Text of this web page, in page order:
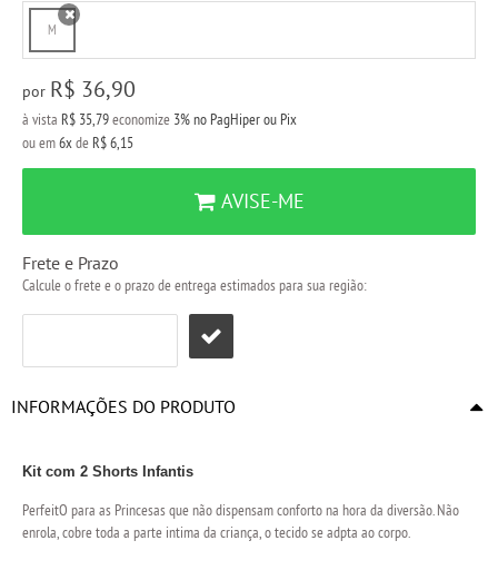
M
por R$ 36,90
à vista R$ 35,79economize 3%no PagHiper ou Pix
ou em6xde R$ 6,15
AVISE-ME
Frete e Prazo
Calcule o frete e o prazo de entrega estimados para sua região:
INFORMAÇÕES DO PRODUTO
Kit com 2 Shorts Infantis
PerfeitO para as Princesas que não dispensam conforto na hora da diversão. Não
enrola, cobre toda a parte intima da criança, o tecido se adpta ao corpo.